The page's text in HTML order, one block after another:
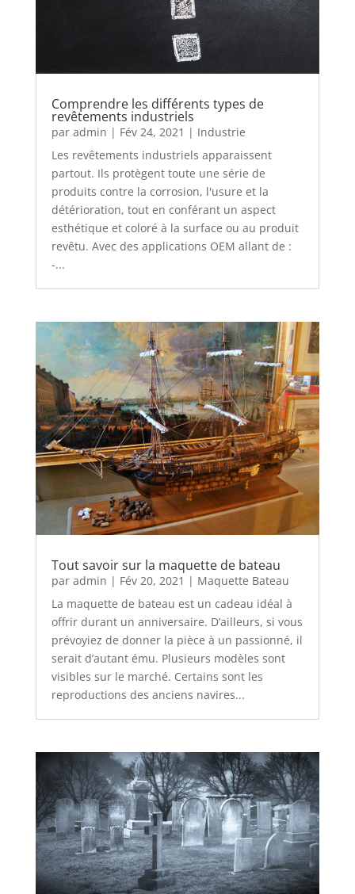
Comprendre les différents types de
revêtements industriels
par admin | Fév 24, 2021 | Industrie
Les revêtements industriels apparaissent
partout. Ils protègent toute une série de
produits contre la corrosion, l'usure et la
détérioration, tout en conférant un aspect
esthétique et coloré à la surface ou au produit
revêtu. Avec des applications OEM allant de :
-...
Tout savoir sur la maquette de bateau
par admin | Fév 20, 2021 | Maquette Bateau
La maquette de bateau est un cadeau idéal à
offrir durant un anniversaire. D’ailleurs, si vous
prévoyiez de donner la pièce à un passionné, il
serait d’autant ému. Plusieurs modèles sont
visibles sur le marché. Certains sont les
reproductions des anciens navires...